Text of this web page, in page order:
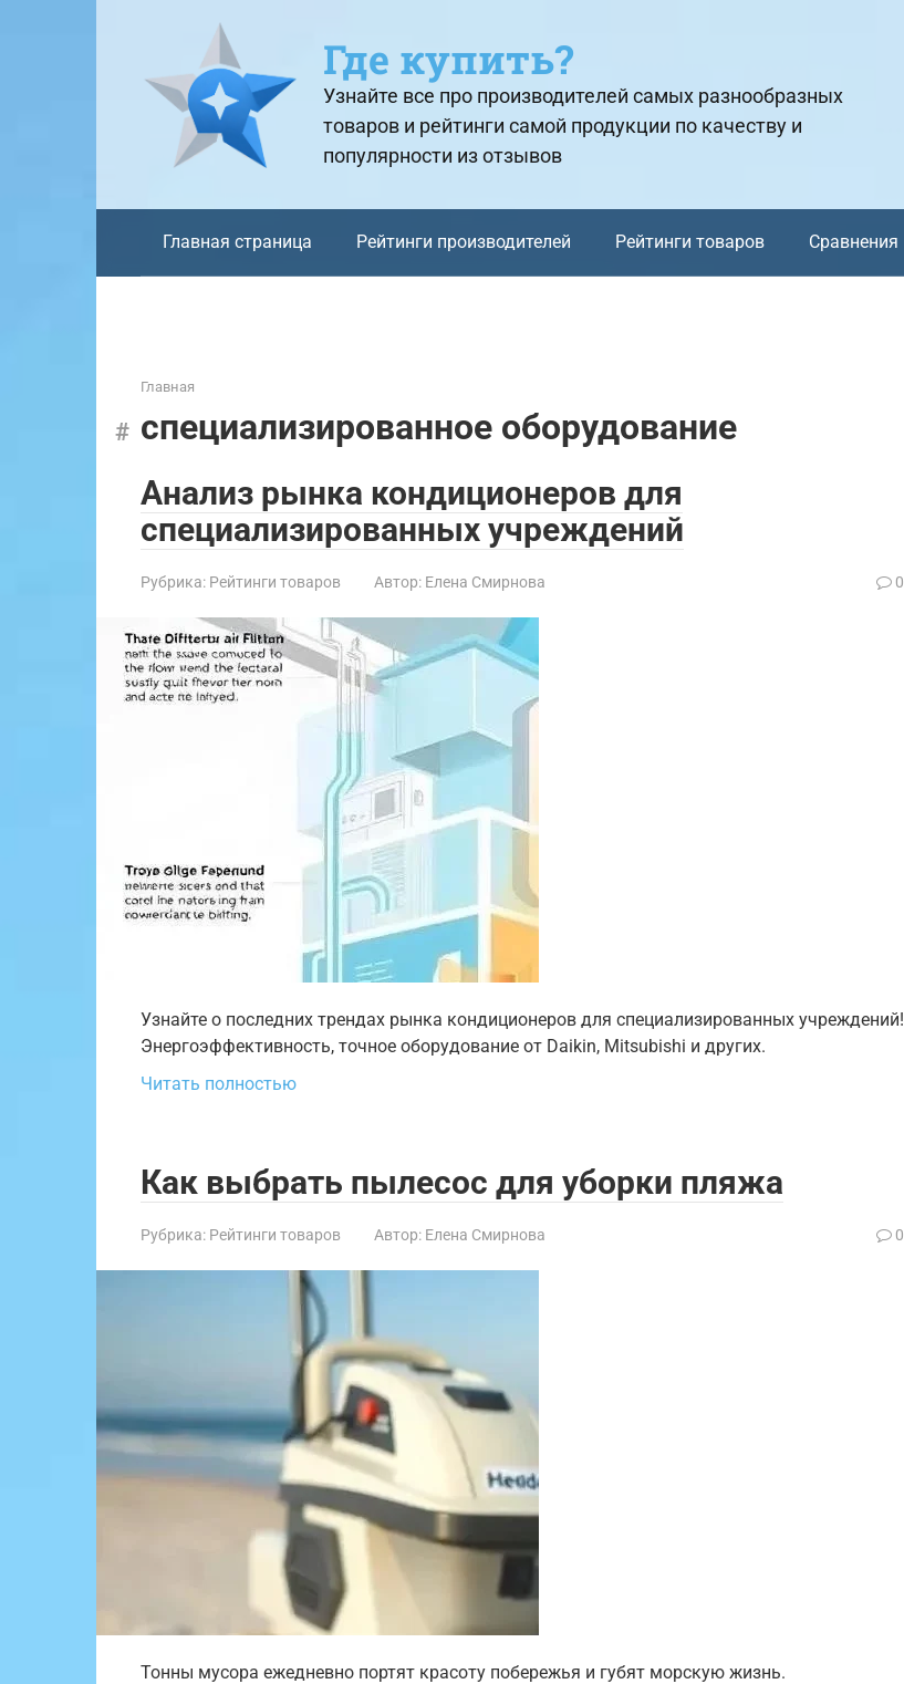
Где купить?
Узнайте все про производителей самых разнообразных
товаров и рейтинги самой продукции по качеству и
популярности из отзывов
Главная страница Рейтинги производителей Рейтинги товаров Сравнения
Главная
специализированное оборудование
Анализ рынка кондиционеров для
специализированных учреждений
Рубрика: Рейтинги товаров Автор: Елена Смирнова 0
Узнайте о последних трендах рынка кондиционеров для специализированных учреждений!
Энергоэффективность, точное оборудование от Daikin, Mitsubishi и других.
Читать полностью
Как выбрать пылесос для уборки пляжа
Рубрика: Рейтинги товаров Автор: Елена Смирнова 0
Тонны мусора ежедневно портят красоту побережья и губят морскую жизнь.